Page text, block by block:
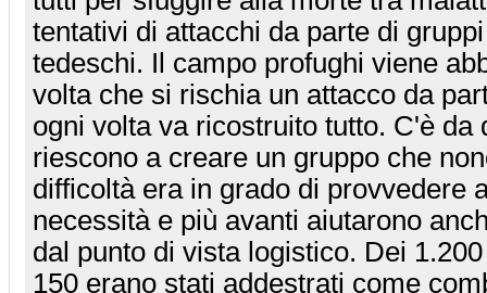
tentativi di attacchi da parte di
tedeschi. Il campo profughi viene
volta che si rischia un attacco da
ogni volta va ricostruito tutto. C'è da
riescono a creare un gruppo che
difficoltà era in grado di provvedere
necessità e più avanti aiutarono
dal punto di vista logistico. Dei
150 erano stati addestrati come